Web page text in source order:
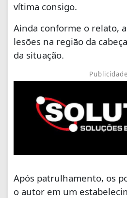
vítima consigo.
Ainda conforme o relato,
lesões na região da
da situação.
Publicidade
Após patrulhamento, os
o autor em um